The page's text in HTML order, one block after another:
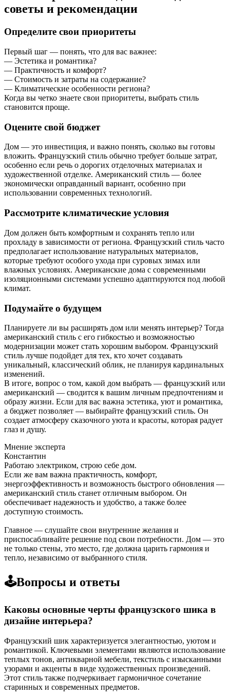
советы и рекомендации
Определите свои приоритеты
Первый шаг — понять, что для вас важнее:
— Эстетика и романтика?
— Практичность и комфорт?
— Стоимость и затраты на содержание?
— Климатические особенности региона?
Когда вы четко знаете свои приоритеты, выбрать стиль
становится проще.
Оцените свой бюджет
Дом — это инвестиция, и важно понять, сколько вы готовы
вложить. Французский стиль обычно требует больше затрат,
особенно если речь о дорогих отделочных материалах и
художественной отделке. Американский стиль — более
экономически оправданный вариант, особенно при
использовании современных технологий.
Рассмотрите климатические условия
Дом должен быть комфортным и сохранять тепло или
прохладу в зависимости от региона. Французский стиль часто
предполагает использование натуральных материалов,
которые требуют особого ухода при суровых зимах или
влажных условиях. Американские дома с современными
изоляционными системами успешно адаптируются под любой
климат.
Подумайте о будущем
Планируете ли вы расширять дом или менять интерьер? Тогда
американский стиль с его гибкостью и возможностью
модернизации может стать хорошим выбором. Французский
стиль лучше подойдет для тех, кто хочет создавать
уникальный, классический облик, не планируя кардинальных
изменений.
В итоге, вопрос о том, какой дом выбрать — французский или
американский — сводится к вашим личным предпочтениям и
образу жизни. Если для вас важна эстетика, уют и романтика,
а бюджет позволяет — выбирайте французский стиль. Он
создает атмосферу сказочного уюта и красоты, которая радует
глаз и душу.
Мнение эксперта
Константин
Работаю электриком, строю себе дом.
Если же вам важна практичность, комфорт,
энергоэффективность и возможность быстрого обновления —
американский стиль станет отличным выбором. Он
обеспечивает надежность и удобство, а также более
доступную стоимость.
Главное — слушайте свои внутренние желания и
приспосабливайте решение под свои потребности. Дом — это
не только стены, это место, где должна царить гармония и
тепло, независимо от выбранного стиля.
🕹️Вопросы и ответы
Каковы основные черты французского шика в
дизайне интерьера?
Французский шик характеризуется элегантностью, уютом и
романтикой. Ключевыми элементами являются использование
теплых тонов, антикварной мебели, текстиль с изысканными
узорами и акценты в виде художественных произведений.
Этот стиль также подчеркивает гармоничное сочетание
старинных и современных предметов.